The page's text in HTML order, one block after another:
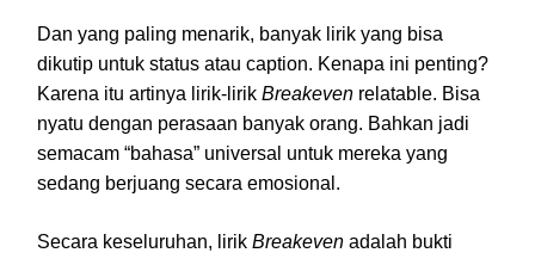
Dan yang paling menarik, banyak lirik yang bisa
dikutip untuk status atau caption. Kenapa ini penting?
Karena itu artinya lirik-lirik Breakeven relatable. Bisa
nyatu dengan perasaan banyak orang. Bahkan jadi
semacam “bahasa” universal untuk mereka yang
sedang berjuang secara emosional.
Secara keseluruhan, lirik Breakeven adalah bukti